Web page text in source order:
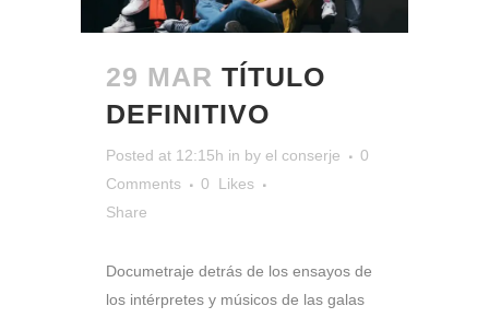
29 MAR TÍTULO
DEFINITIVO
Posted at 12:15h in by el conserje
0
Comments
0
Likes
Share
Documetraje detrás de los ensayos de
los intérpretes y músicos de las galas